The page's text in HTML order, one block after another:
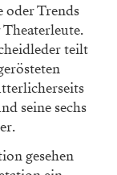
oder Trends
teilt
seine sechs
gesehen